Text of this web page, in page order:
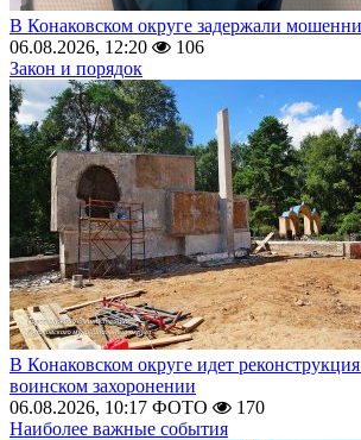
В Конаковском округе задержали
06.08.2026, 12:20
106
Закон и порядок
В Конаковском округе идет
воинском захоронении
06.08.2026, 10:17 ФОТО
170
Наиболее важные события